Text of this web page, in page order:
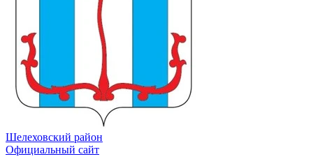
Шелеховский район
Официальный сайт